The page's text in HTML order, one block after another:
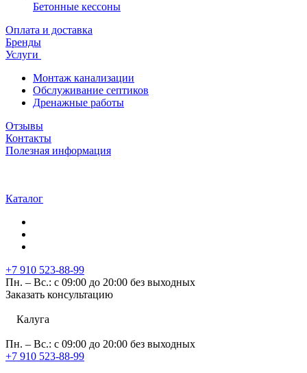
Бетонные кессоны
Оплата и доставка
Бренды
Услуги
Монтаж канализации
Обслуживание септиков
Дренажные работы
Отзывы
Контакты
Полезная информация
Каталог
+7 910 523-88-99
Пн. – Вс.: с 09:00 до 20:00 без выходных
Заказать консультацию
Калуга
Пн. – Вс.: с 09:00 до 20:00 без выходных
+7 910 523-88-99